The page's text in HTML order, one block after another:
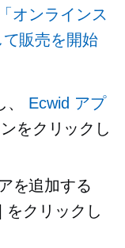
オンラインス
て販売を開始
、 Ecwid アプ
をクリックし
を追加する
をクリックし